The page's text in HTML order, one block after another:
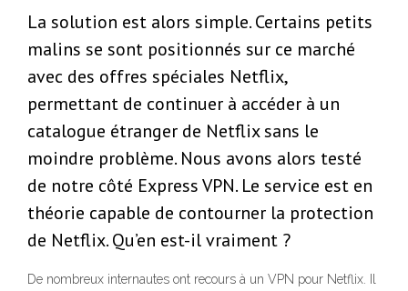
La solution est alors simple. Certains petits
malins se sont positionnés sur ce marché
avec des offres spéciales Netflix,
permettant de continuer à accéder à un
catalogue étranger de Netflix sans le
moindre problème. Nous avons alors testé
de notre côté Express VPN. Le service est en
théorie capable de contourner la protection
de Netflix. Qu’en est-il vraiment ?
De nombreux internautes ont recours à un VPN pour Netflix. Il